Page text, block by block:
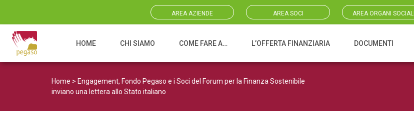
AREA AZIENDE AREA SOCI AREA ORGANI SOCIALI
Navigazione principale
HOME CHI SIAMO COME FARE A… L’OFFERTA FINANZIARIA DOCUMENTI
Home > Engagement, Fondo Pegaso e i Soci del Forum per la Finanza Sostenibile
inviano una lettera allo Stato italiano